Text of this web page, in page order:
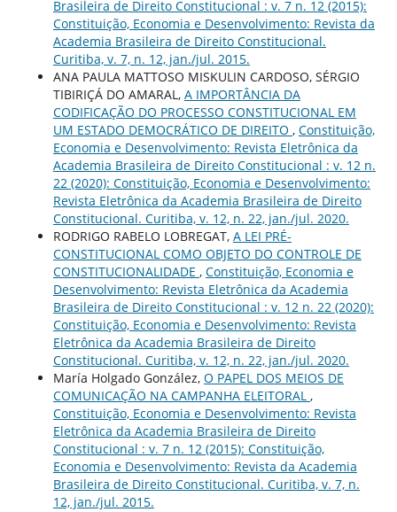
Brasileira de Direito Constitucional : v. 7 n. 12 (2015):
Constituição, Economia e Desenvolvimento: Revista da
Academia Brasileira de Direito Constitucional.
Curitiba, v. 7, n. 12, jan./jul. 2015.
ANA PAULA MATTOSO MISKULIN CARDOSO, SÉRGIO
TIBIRIÇÁ DO AMARAL, A IMPORTÂNCIA DA
CODIFICAÇÃO DO PROCESSO CONSTITUCIONAL EM
UM ESTADO DEMOCRÁTICO DE DIREITO , Constituição,
Economia e Desenvolvimento: Revista Eletrônica da
Academia Brasileira de Direito Constitucional : v. 12 n.
22 (2020): Constituição, Economia e Desenvolvimento:
Revista Eletrônica da Academia Brasileira de Direito
Constitucional. Curitiba, v. 12, n. 22, jan./jul. 2020.
RODRIGO RABELO LOBREGAT, A LEI PRÉ-
CONSTITUCIONAL COMO OBJETO DO CONTROLE DE
CONSTITUCIONALIDADE , Constituição, Economia e
Desenvolvimento: Revista Eletrônica da Academia
Brasileira de Direito Constitucional : v. 12 n. 22 (2020):
Constituição, Economia e Desenvolvimento: Revista
Eletrônica da Academia Brasileira de Direito
Constitucional. Curitiba, v. 12, n. 22, jan./jul. 2020.
María Holgado González, O PAPEL DOS MEIOS DE
COMUNICAÇÃO NA CAMPANHA ELEITORAL ,
Constituição, Economia e Desenvolvimento: Revista
Eletrônica da Academia Brasileira de Direito
Constitucional : v. 7 n. 12 (2015): Constituição,
Economia e Desenvolvimento: Revista da Academia
Brasileira de Direito Constitucional. Curitiba, v. 7, n.
12, jan./jul. 2015.